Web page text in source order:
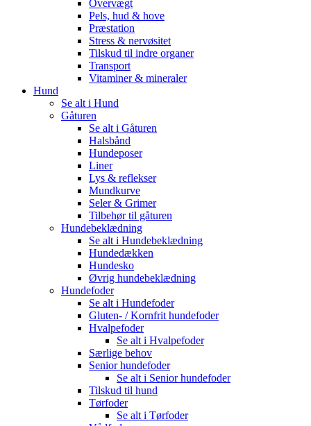
Overvægt
Pels, hud & hove
Præstation
Stress & nervøsitet
Tilskud til indre organer
Transport
Vitaminer & mineraler
Hund
Se alt i Hund
Gåturen
Se alt i Gåturen
Halsbånd
Hundeposer
Liner
Lys & reflekser
Mundkurve
Seler & Grimer
Tilbehør til gåturen
Hundebeklædning
Se alt i Hundebeklædning
Hundedækken
Hundesko
Øvrig hundebeklædning
Hundefoder
Se alt i Hundefoder
Gluten- / Kornfrit hundefoder
Hvalpefoder
Se alt i Hvalpefoder
Særlige behov
Senior hundefoder
Se alt i Senior hundefoder
Tilskud til hund
Tørfoder
Se alt i Tørfoder